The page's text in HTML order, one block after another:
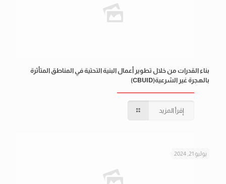
بناء القدرات من خلال تطوير أعمال البنية التحتية في المناطق المتأثرة
بالهجرة غير الشرعية(CBUID)
إقرأ المزيد
يوليو 21, 2024